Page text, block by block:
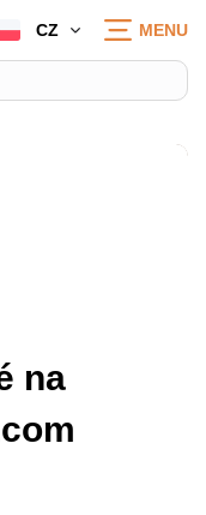
CZ MENU
na